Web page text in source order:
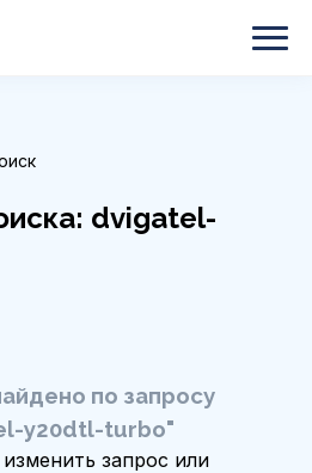
dvigatel-
по запросу
y20dtl-turbo"
запрос или